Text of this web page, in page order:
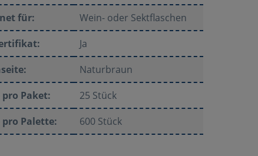
für:
Wein- oder Sektflaschen
Ja
Naturbraun
pro Paket:
25 Stück
pro Palette:
600 Stück